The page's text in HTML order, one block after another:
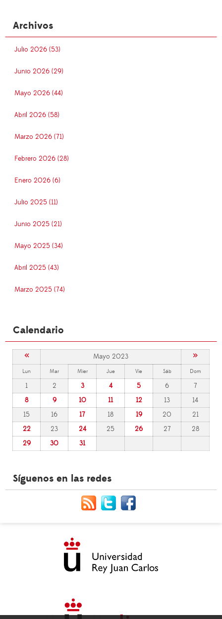
Archivos
Julio 2026 (53)
Junio 2026 (29)
Mayo 2026 (44)
Abril 2026 (58)
Marzo 2026 (71)
Febrero 2026 (28)
Enero 2026 (6)
Julio 2025 (11)
Junio 2025 (21)
Mayo 2025 (34)
Abril 2025 (43)
Marzo 2025 (74)
Calendario
« Mayo 2023 »
Lun Mar Mier Jue Vie Sáb Dom
1 2 3 4 5 6
7
8
9 10 11 12 13
14
15
16 17 18 19 20
21
22
23 24 25 26 27
28
29
30 31
Síguenos en las redes